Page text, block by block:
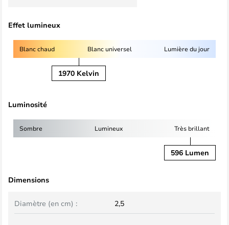
Effet lumineux
Blanc chaud Blanc universel Lumière du jour
1970 Kelvin
Luminosité
Sombre Lumineux Très brillant
596 Lumen
Dimensions
Diamètre (en cm) : 2,5